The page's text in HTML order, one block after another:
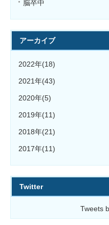
脳卒中
アーカイブ
2022年(18)
2021年(43)
2020年(5)
2019年(11)
2018年(21)
2017年(11)
Twitter
Tweets